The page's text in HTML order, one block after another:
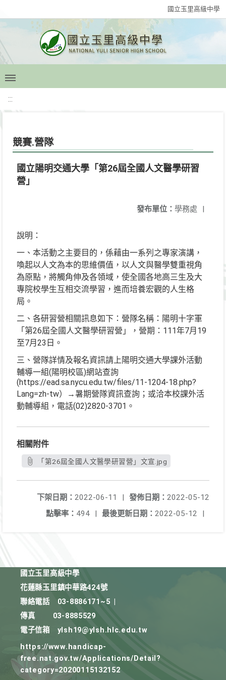
國立玉里高級中學
:::
競賽.營隊
國立陽明交通大學「第26屆全國人文醫學研習
營」
發布單位： 學務處 |
說明：
一、本活動之主要目的，係藉由一系列之專家演講，
喚起以人文為本的思維價值，以人文與醫學雙重視角
為原點，將觸角伸及各領域，使全國各地高三生及大
專院校學生互相交流學習，進而培養宏觀的人生格
局。
二、各研習營相關訊息如下：營隊名稱：陽明十字軍
「第26屆全國人文醫學研習營」，營期：111年7月19
至7月23日。
三、營隊詳情及報名資訊請上陽明交通大學課外活動
輔導一組(陽明校區)網站查詢
(https://ead.sa.nycu.edu.tw/files/11-1204-18.php?
Lang=zh-tw）→暑期營隊資訊查詢；或洽本校課外活
動輔導組，電話(02)2820-3701。
相關附件
「第26屆全國人文醫學研習營」文宣.jpg
發佈日期： 2022-05-12
下架日期： 2022-06-11
|
最後更新日期： 2022-05-12 |
點擊率： 494 |
國立玉里高級中學
花蓮縣玉里鎮中華路424號
聯絡電話
03-8886171~5
傳真
03-8885529
電子信箱
ylsh19@ylsh.hlc.edu.tw
https://www.handicap-
free.nat.gov.tw/Applications/Detail?
category=20200115132152